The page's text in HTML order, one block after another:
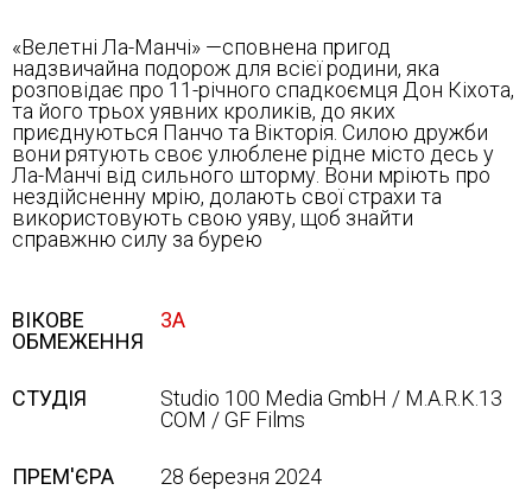
«Велетні Ла-Манчі» —сповнена пригод
надзвичайна подорож для всієї родини, яка
розповідає про 11-річного спадкоємця Дон Кіхота,
та його трьох уявних кроликів, до яких
приєднуються Панчо та Вікторія. Силою дружби
вони рятують своє улюблене рідне місто десь у
Ла-Манчі від сильного шторму. Вони мріють про
нездійсненну мрію, долають свої страхи та
використовують свою уяву, щоб знайти
справжню силу за бурею
ВІКОВЕ
ОБМЕЖЕННЯ
3А
СТУДІЯ
Studio 100 Media GmbH / M.A.R.K.13
COM / GF Films
ПРЕМ'ЄРА 28 березня 2024